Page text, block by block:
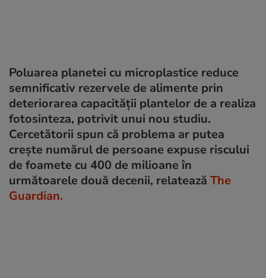
Poluarea planetei cu microplastice reduce
semnificativ rezervele de alimente prin
deteriorarea capacității plantelor de a realiza
fotosinteza, potrivit unui nou studiu.
Cercetătorii spun că problema ar putea
crește numărul de persoane expuse riscului
de foamete cu 400 de milioane în
următoarele două decenii, relatează The
Guardian.